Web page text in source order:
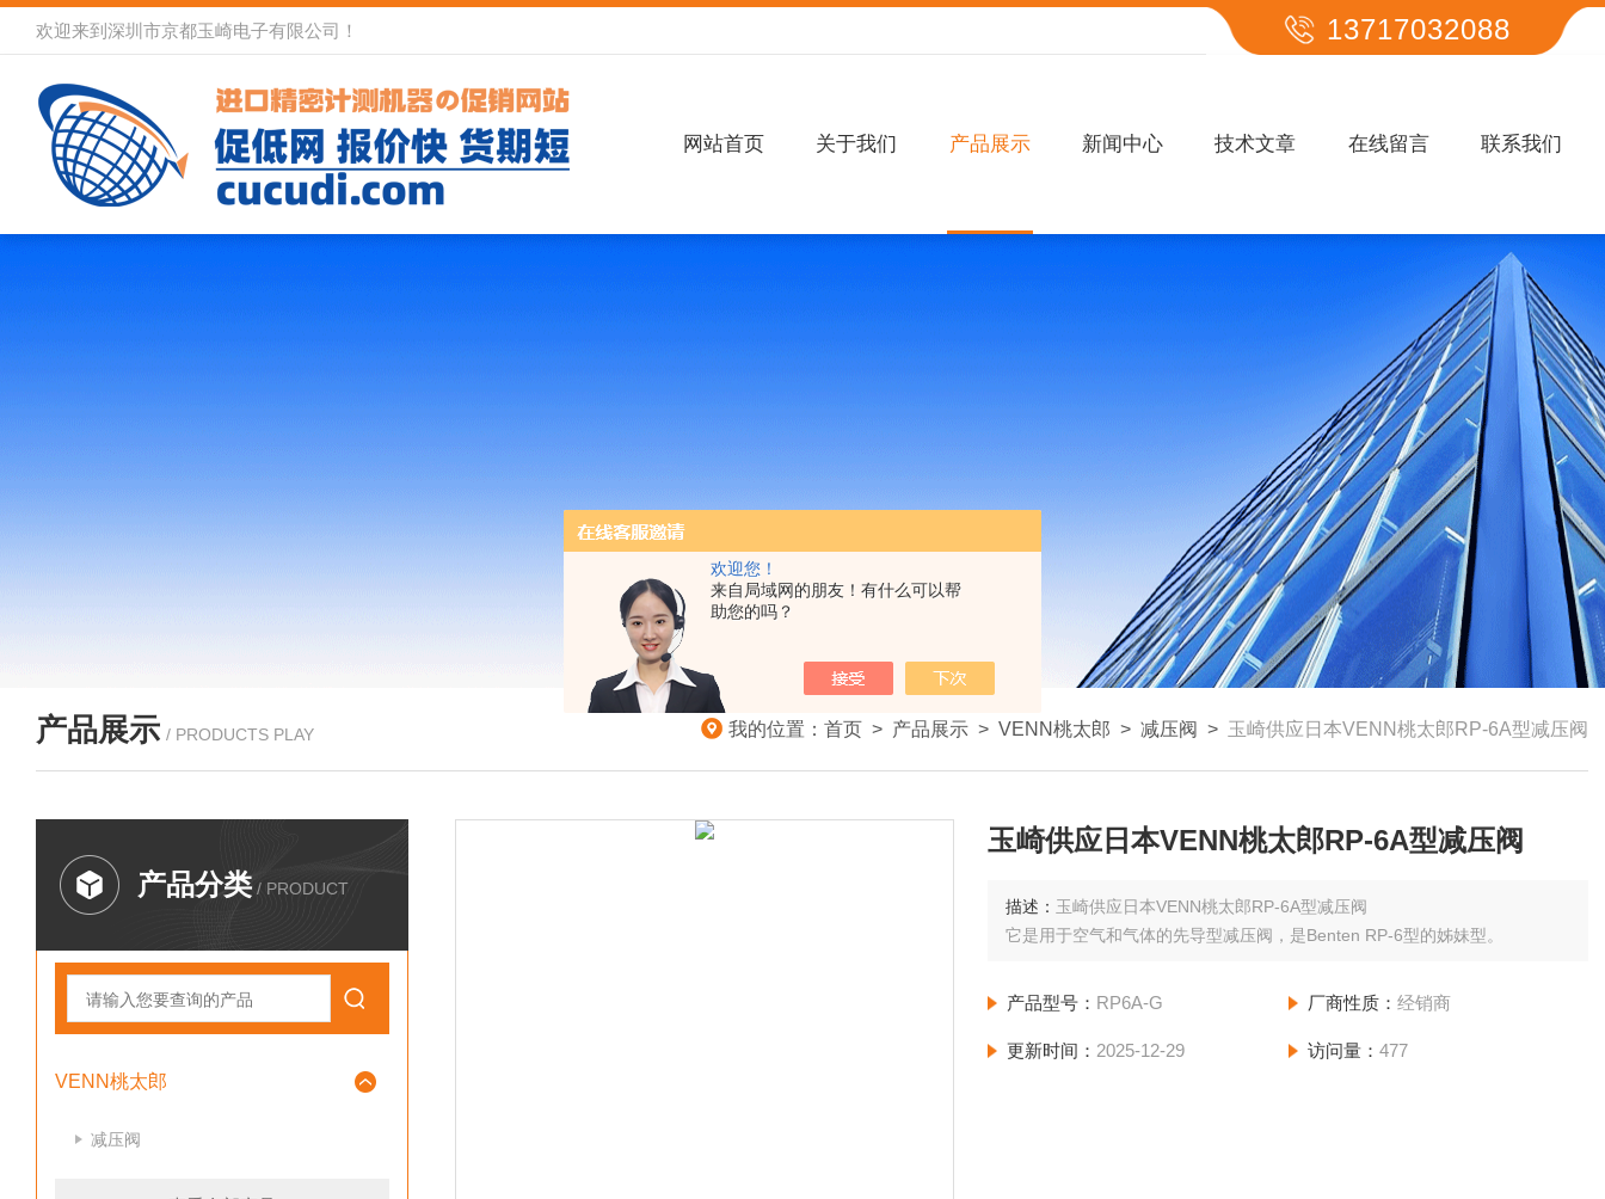
欢迎您！
来自局域网的朋友！有什么可以帮
助您的吗？
欢迎来到深圳市京都玉崎电子有限公司！ 13717032088
网站首页 关于我们 产品展示 新闻中心 技术文章 在线留言 联系我们
产品展示 / PRODUCTS PLAY 我的位置： 首页 > 产品展示 > VENN桃太郎 > 减压阀 > 玉崎供应日本VENN桃太郎RP-6A型减压阀
产品分类 / PRODUCT
VENN桃太郎
减压阀
玉崎供应日本VENN桃太郎RP-6A型减压阀
描述： 玉崎供应日本VENN桃太郎RP-6A型减压阀
它是用于空气和气体的先导型减压阀，是Benten RP-6型的姊妹型。
产品型号： RP6A-G 厂商性质： 经销商
更新时间： 2025-12-29 访问量： 477